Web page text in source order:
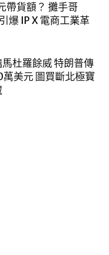
帶貨額？ 攤手哥
爆 IP X 電商工業革
馬杜羅餘威 特朗普傳
美元 圖買斷北極寶